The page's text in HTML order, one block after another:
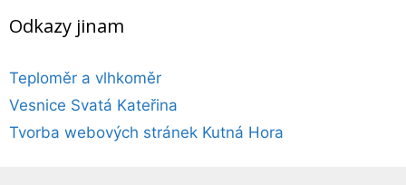
Odkazy jinam
Teploměr a vlhkoměr
Vesnice Svatá Kateřina
Tvorba webových stránek Kutná Hora